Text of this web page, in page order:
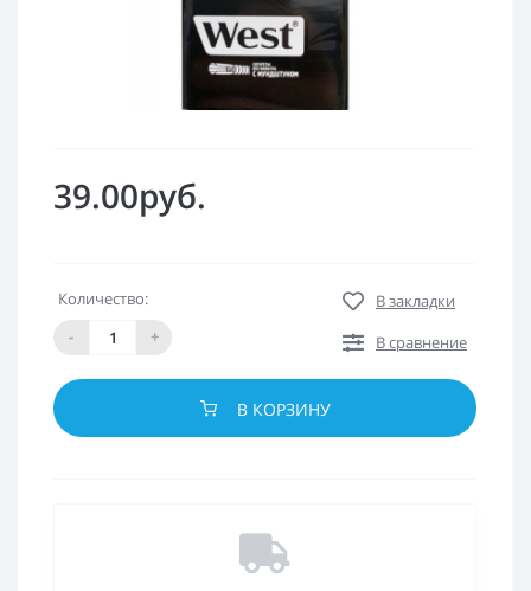
39.00руб.
Количество:
-
+
В закладки
В сравнение
В КОРЗИНУ